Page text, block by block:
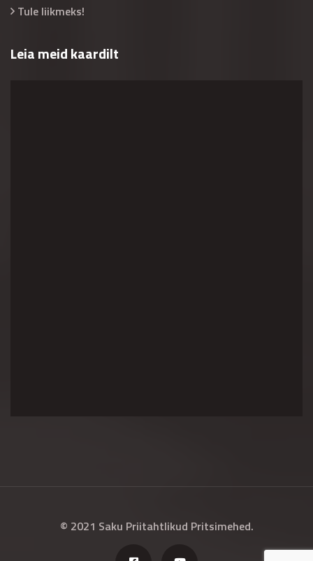
Tule liikmeks!
Leia meid kaardilt
© 2021 Saku Priitahtlikud Pritsimehed.